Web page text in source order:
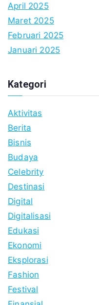
April 2025
Maret 2025
Februari 2025
Januari 2025
Kategori
Aktivitas
Berita
Bisnis
Budaya
Celebrity
Destinasi
Digital
Digitalisasi
Edukasi
Ekonomi
Eksplorasi
Fashion
Festival